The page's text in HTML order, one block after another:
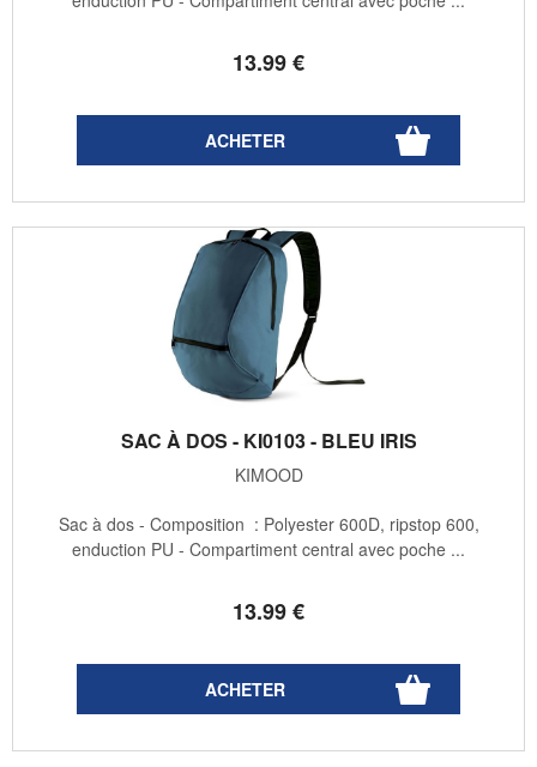
13.99€
SAC À DOS - KI0103 - BLEU IRIS
KIMOOD
13.99€
Sac à dos - Composition : Polyester 600D, ripstop 600,
enduction PU - Compartiment central avec poche ...